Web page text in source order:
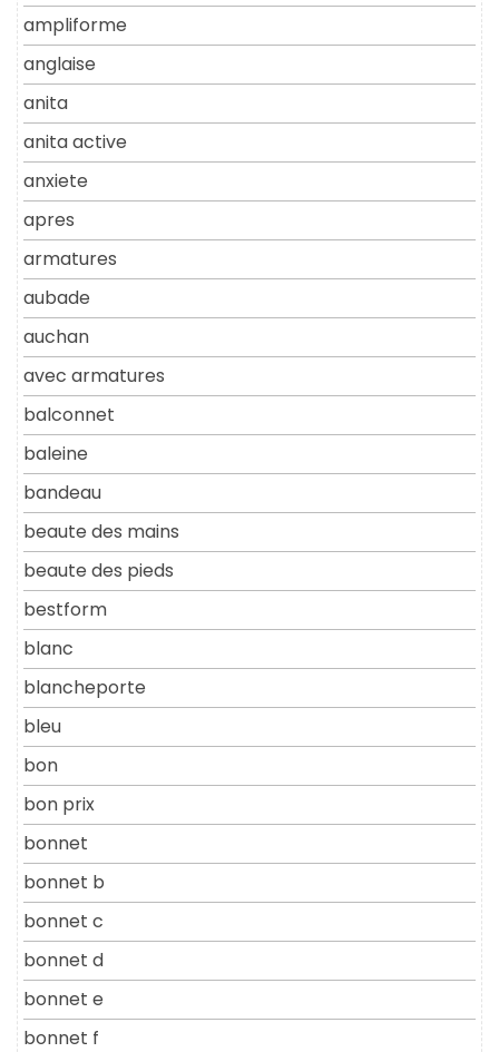
ampliforme
anglaise
anita
anita active
anxiete
apres
armatures
aubade
auchan
avec armatures
balconnet
baleine
bandeau
beaute des mains
beaute des pieds
bestform
blanc
blancheporte
bleu
bon
bon prix
bonnet
bonnet b
bonnet c
bonnet d
bonnet e
bonnet f